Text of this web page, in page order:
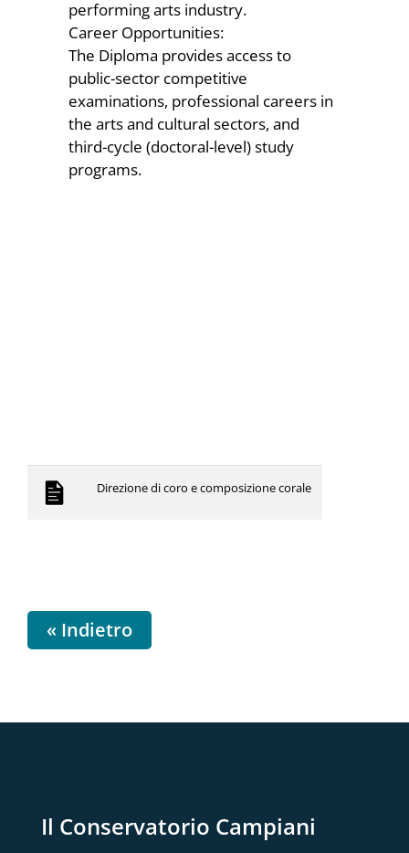
performing arts industry.
Career Opportunities:
The Diploma provides access to
public-sector competitive
examinations, professional careers in
the arts and cultural sectors, and
third-cycle (doctoral-level) study
programs.
Direzione di coro e composizione corale
« Indietro
Il Conservatorio Campiani